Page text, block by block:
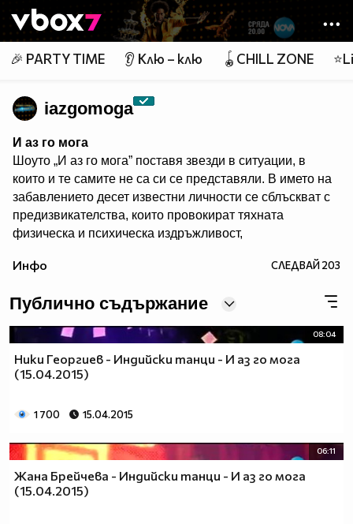
👾
🎉 PARTY TIME 👂 Клю – клю 🪀CHILL ZONE
iazgomoga
И аз го мога
Шоуто „И аз го мога” поставя звезди в ситуации, в
които и те самите не са си се представяли. В името на
забавлението десет известни личности се сблъскват с
предизвикателства, които провокират тяхната
физическа и психическа издръжливост,
съобразителност. Един водещ превежда участници,
продължение на три часа всяка седмица.
Гледайте предаването и в:
Инфо СЛЕДВАЙ203
Публично съдържание
08:04
Ники Георгиев - Индийски танци - И аз го мога
(15.04.2015)
1 700 15.04.2015
06:11
Жана Брейчева - Индийски танци - И аз го мога
(15.04.2015)